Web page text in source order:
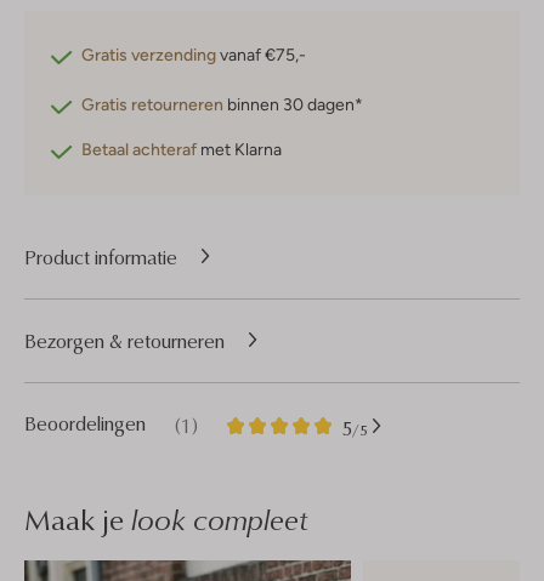
Gratis verzendingvanaf €75,-
Gratis retourneren binnen 30 dagen*
Betaal achteraf met Klarna
Product informatie
Beoordelingen (1) 5/5
1
5
Bezorgen & retourneren
Maak je look compleet